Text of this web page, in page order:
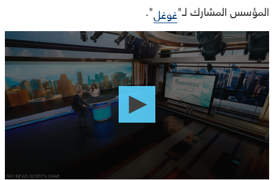
المؤسس المشارك لـ"غوغل".
0
seconds
0
seconds